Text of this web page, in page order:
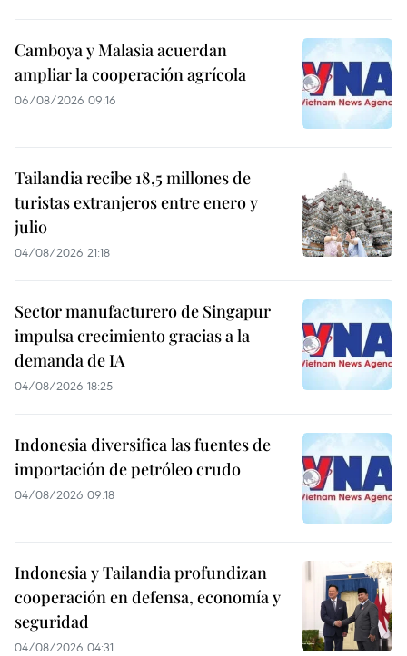
Camboya y Malasia acuerdan
ampliar la cooperación agrícola
06/08/2026 09:16
Tailandia recibe 18,5 millones de
turistas extranjeros entre enero y
julio
04/08/2026 21:18
Sector manufacturero de Singapur
impulsa crecimiento gracias a la
demanda de IA
04/08/2026 18:25
Indonesia diversifica las fuentes de
importación de petróleo crudo
04/08/2026 09:18
Indonesia y Tailandia profundizan
cooperación en defensa, economía y
seguridad
04/08/2026 04:31